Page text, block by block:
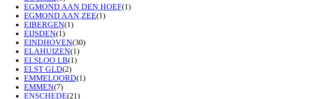
EGMOND AAN DEN HOEF(1)
EGMOND AAN ZEE(1)
EIBERGEN(1)
EIJSDEN(1)
EINDHOVEN(30)
ELAHUIZEN(1)
ELSLOO LB(1)
ELST GLD(2)
EMMELOORD(1)
EMMEN(7)
ENSCHEDE(21)